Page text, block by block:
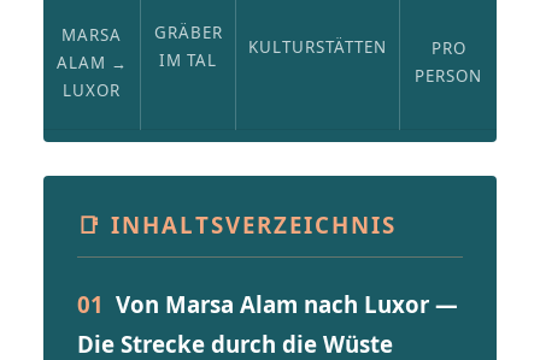
MARSA
ALAM →
LUXOR
GRÄBER
IM TAL
KULTURSTÄTTEN
PRO
PERSON
📑 INHALTSVERZEICHNIS
01 Von Marsa Alam nach Luxor —
Die Strecke durch die Wüste